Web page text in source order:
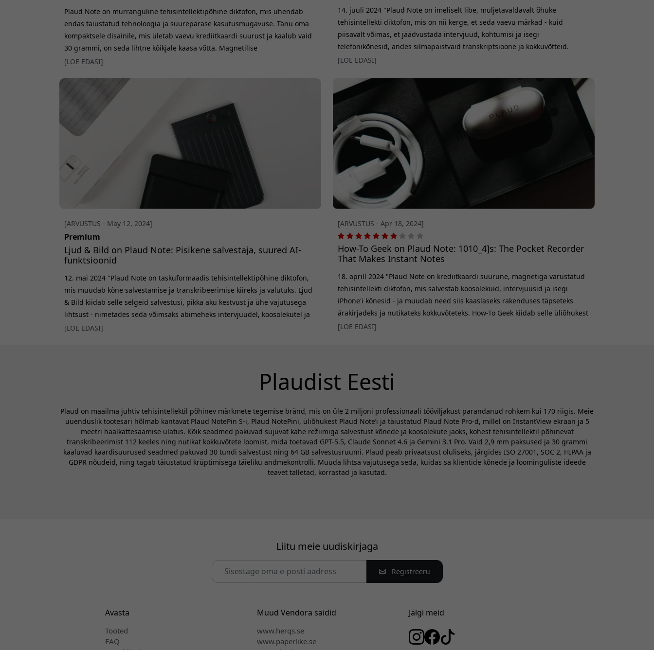
Plaud Note on murranguline tehisintellektipõhine diktofon, mis ühendab
endas täiustatud tehnoloogia ja suurepärase kasutusmugavuse. Tänu oma
kompaktsele disainile, mis ületab vaevu krediitkaardi suurust ja kaalub vaid
30 grammi, on seda lihtne kõikjale kaasa võtta. Magnetilise
kinnitusmehhanismi abil on seadet lihtne kinnitada mobiiltelefoni
[LOE EDASI]
14. juuli 2024 "Plaud Note on imeliselt libe, muljetavaldavalt õhuke
tehisintellekti diktofon, mis on nii kerge, et seda vaevu märkad - kuid
piisavalt võimas, et jäädvustada intervjuud, kohtumisi ja isegi
telefonikõnesid, andes silmapaistvaid transkriptsioone ja kokkuvõtteid.
Forbes nimetab seda silmapaistvaks valikuks, kui vajate usaldusväärset
[LOE EDASI]
[ARVUSTUS - May 12, 2024]
Premium
Ljud & Bild on Plaud Note: Pisikene salvestaja, suured AI-
funktsioonid
12. mai 2024 "Plaud Note on taskuformaadis tehisintellektipõhine diktofon,
mis muudab kõne salvestamise ja transkribeerimise kiireks ja valutuks. Ljud
& Bild kiidab selle selgeid salvestusi, pikka aku kestvust ja ühe vajutusega
lihtsust - nimetades seda võimsaks abimeheks intervjuudel, koosolekutel ja
uuringutel." Krediitkaardi kujuga, reisimiseks sobiv konstruktsioon. Plaud
[LOE EDASI]
[ARVUSTUS - Apr 18, 2024]
How-To Geek on Plaud Note: 1010_4]s: The Pocket Recorder
That Makes Instant Notes
18. aprill 2024 "Plaud Note on krediitkaardi suurune, magnetiga varustatud
tehisintellekti diktofon, mis salvestab koosolekuid, intervjuusid ja isegi
iPhone'i kõnesid - ja muudab need siis kaaslaseks rakenduses täpseteks
ärakirjadeks ja nutikateks kokkuvõteteks. How-To Geek kiidab selle üliõhukest
disaini, kasutusmugavust ja usaldusväärset transkriptsiooni jõudlust,
[LOE EDASI]
Plaudist Eesti
Plaud on maailma juhtiv tehisintellektil põhinev märkmete tegemise bränd, mis on üle 2 miljoni professionaali tööviljakust parandanud rohkem kui 170 riigis. Meie
uuenduslik tootesari hõlmab kantavat Plaud NotePin S-i, Plaud NotePini, üliõhukest Plaud Note’i ja täiustatud Plaud Note Pro-d, millel on InstantView ekraan ja 5
meetri häälkättesaamise ulatus. Kõik seadmed pakuvad sujuvat kahe režiimiga salvestust kõnede ja koosolekute jaoks, kohest tehisintellektil põhinevat
transkribeerimist 112 keeles ning nutikat kokkuvõtete loomist, mida toetavad GPT-5.5, Claude Sonnet 4.6 ja Gemini 3.1 Pro. Vaid 2,9 mm paksused ja 30 grammi
kaaluvad kaardisuurused seadmed pakuvad 30 tundi salvestust ning 64 GB salvestusruumi. Plaud peab privaatsust oluliseks, järgides ISO 27001, SOC 2, HIPAA ja
GDPR nõudeid, ning tagab täiustatud krüptimisega täieliku andmekontrolli. Muuda lihtsa vajutusega seda, kuidas sa klientide kõnede ja loominguliste ideede
teavet talletad, korrastad ja kasutad.
Liitu meie uudiskirjaga
Registreeru
Avasta
Tooted
FAQ
Muud Vendora saidid
www.herqs.se
www.paperlike.se
Jälgi meid